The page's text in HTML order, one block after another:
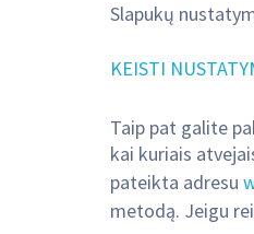
Slapukų
KEISTI
Taip pat galite
kai kuriais
pateikta adresu
metodą. Jeigu